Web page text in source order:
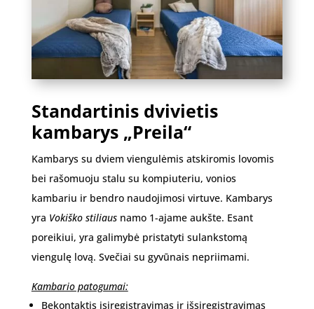
Standartinis dvivietis
kambarys „Preila“
Kambarys su dviem viengulėmis atskiromis lovomis
bei rašomuoju stalu su kompiuteriu, vonios
kambariu ir bendro naudojimosi virtuve. Kambarys
yra Vokiško stiliausnamo 1-ajame aukšte. Esant
poreikiui, yra galimybė pristatyti sulankstomą
viengulę lovą. Svečiai su gyvūnais nepriimami.
Kambario patogumai:
Bekontaktis įsiregistravimas ir išsiregistravimas